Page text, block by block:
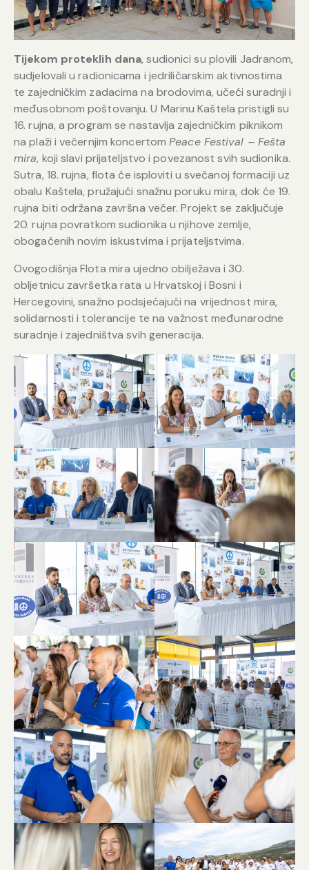
Tijekom proteklih dana, sudionici su plovili Jadranom,
sudjelovali u radionicama i jedriličarskim aktivnostima
te zajedničkim zadacima na brodovima, učeći suradnji i
međusobnom poštovanju. U Marinu Kaštela pristigli su
16. rujna, a program se nastavlja zajedničkim piknikom
na plaži i večernjim koncertomPeace Festival – Fešta
mira, koji slavi prijateljstvo i povezanost svih sudionika.
Sutra, 18. rujna, flota će isploviti u svečanoj formaciji uz
obalu Kaštela, pružajući snažnu poruku mira, dok će 19.
rujna biti održana završna večer. Projekt se zaključuje
20. rujna povratkom sudionika u njihove zemlje,
obogaćenih novim iskustvima i prijateljstvima.
Ovogodišnja Flota mira ujedno obilježava i 30.
obljetnicu završetka rata u Hrvatskoj i Bosni i
Hercegovini, snažno podsjećajući na vrijednost mira,
solidarnosti i tolerancije te na važnost međunarodne
suradnje i zajedništva svih generacija.